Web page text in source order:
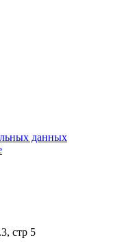
данных
стр 5